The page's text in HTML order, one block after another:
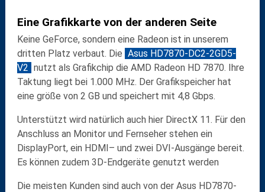
Eine Grafikkarte von der anderen Seite
Keine GeForce, sondern eine Radeon ist in unserem
dritten Platz verbaut. Die Asus HD7870-DC2-2GD5-
V2 nutzt als Grafikchip die AMD Radeon HD 7870. Ihre
Taktung liegt bei 1.000 MHz. Der Grafikspeicher hat
eine größe von 2 GB und speichert mit 4,8 Gbps.
Unterstützt wird natürlich auch hier DirectX 11. Für den
Anschluss an Monitor und Fernseher stehen ein
DisplayPort, ein HDMI– und zwei DVI-Ausgänge bereit.
Es können zudem 3D-Endgeräte genutzt werden
Die meisten Kunden sind auch von der Asus HD7870-